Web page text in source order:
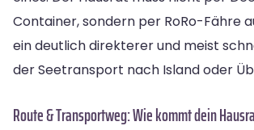
Container, sondern per RoRo-Fähre
ein deutlich direkterer und meist
der Seetransport nach Island oder
Route & Transportweg: Wie kommt dein